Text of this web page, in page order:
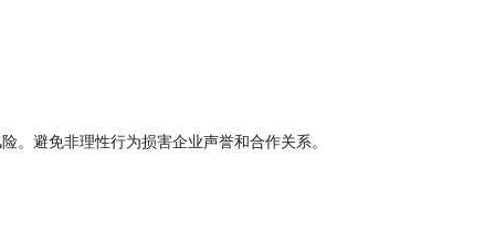
避免非理性行为损害企业声誉和合作关系。